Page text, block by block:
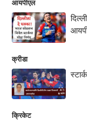
आयपीएल
क्रीडा
क्रिकेट